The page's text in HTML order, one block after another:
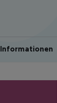
Informationen